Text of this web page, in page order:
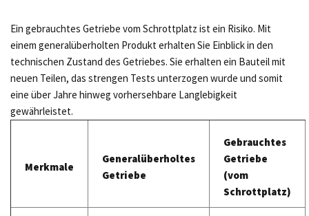
Ein gebrauchtes Getriebe vom Schrottplatz ist ein Risiko. Mit
einem generalüberholten Produkt erhalten Sie Einblick in den
technischen Zustand des Getriebes. Sie erhalten ein Bauteil mit
neuen Teilen, das strengen Tests unterzogen wurde und somit
eine über Jahre hinweg vorhersehbare Langlebigkeit
gewährleistet.
Merkmale
Generalüberholtes
Getriebe
Gebrauchtes
Getriebe
(vom
Schrottplatz)